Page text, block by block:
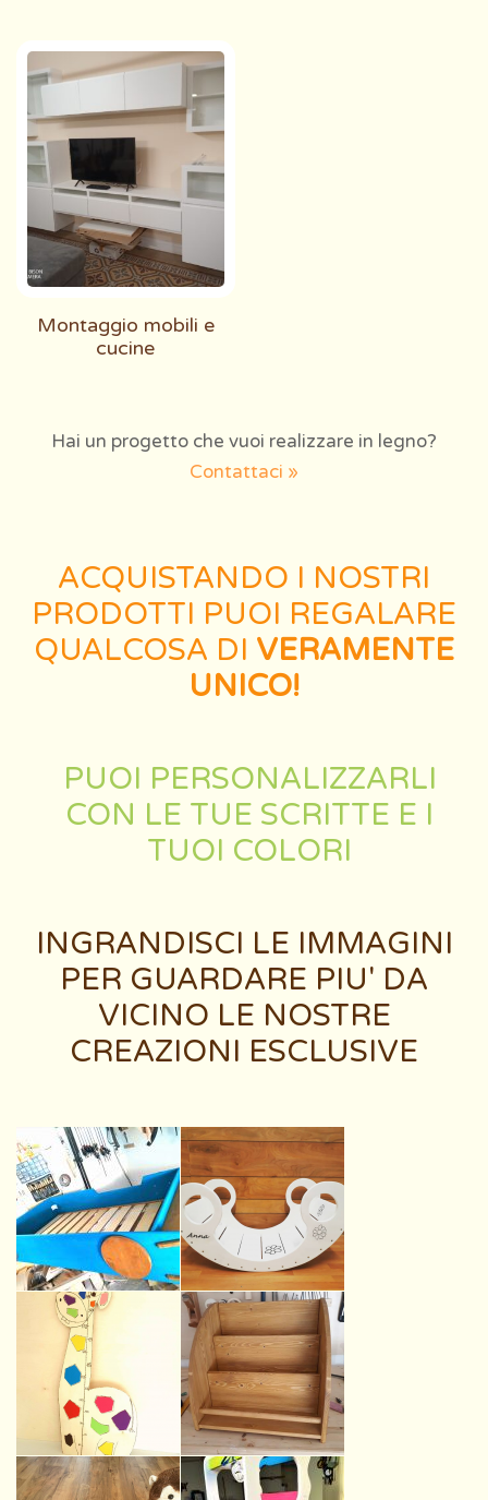
Montaggio mobili e
cucine
Hai un progetto che vuoi realizzare in legno?
Contattaci »
ACQUISTANDO I NOSTRI
PRODOTTI PUOI REGALARE
QUALCOSA DI VERAMENTE
UNICO!
PUOI PERSONALIZZARLI
CON LE TUE SCRITTE E I
TUOI COLORI
INGRANDISCI LE IMMAGINI
PER GUARDARE PIU' DA
VICINO LE NOSTRE
CREAZIONI ESCLUSIVE